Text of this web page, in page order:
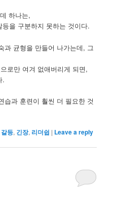
하나는,
을 구분하지 못하는 것이다.
과 균형을 만들어 나가는데, 그
로만 여겨 없애버리게 되면,
.
습과 훈련이 훨씬 더 필요한 것
갈등, 긴장, 리더쉽 | Leave a reply